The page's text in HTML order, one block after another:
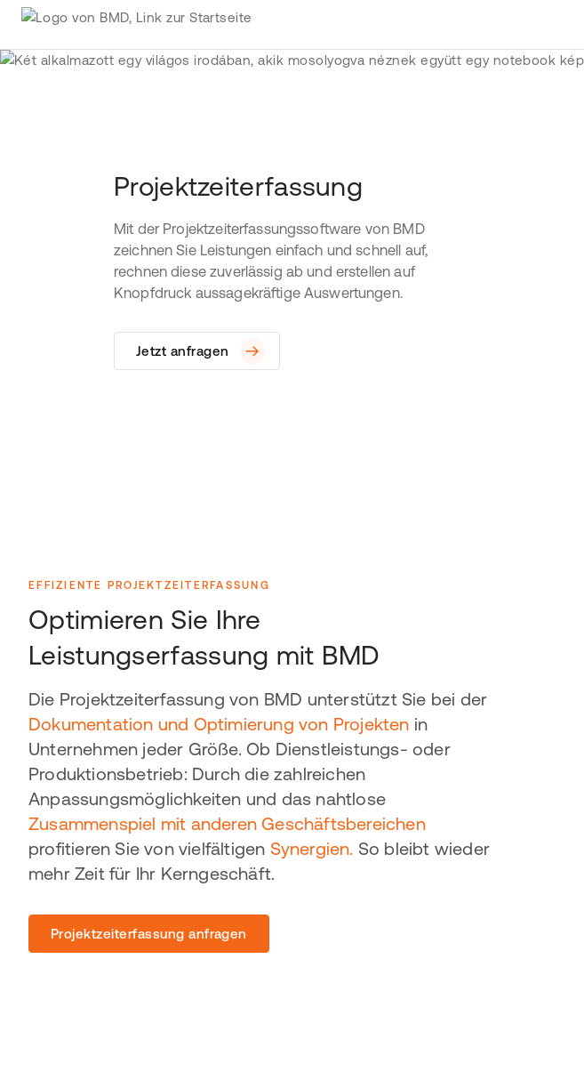
Projektzeiterfassung
Mit der Projektzeiterfassungssoftware von BMD
zeichnen Sie Leistungen einfach und schnell auf,
rechnen diese zuverlässig ab und erstellen auf
Knopfdruck aussagekräftige Auswertungen.
Jetzt anfragen
EFFIZIENTE PROJEKTZEITERFASSUNG
Optimieren Sie Ihre
Leistungserfassung mit BMD
Die Projektzeiterfassung von BMD unterstützt Sie bei der
Dokumentation und Optimierung von Projekten in
Unternehmen jeder Größe. Ob Dienstleistungs- oder
Produktionsbetrieb: Durch die zahlreichen
Anpassungsmöglichkeiten und das nahtlose
Zusammenspiel mit anderen Geschäftsbereichen
profitieren Sie von vielfältigen Synergien. So bleibt wieder
mehr Zeit für Ihr Kerngeschäft.
Projektzeiterfassung anfragen